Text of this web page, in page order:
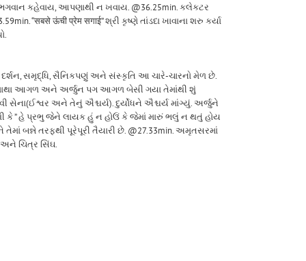
કહેવાય, આપણાથી ન ખવાય. @36.25min. કલેકટર
“सबसे ऊंची प्रेम सगाई” શ્રી કૃષ્ણે તાંડદા ખાવાના શરુ કર્યા
દર્શન, સમૃદ્ધિ, સૈનિકપણું અને સંસ્કૃતિ આ ચારે-ચારનો મેળ છે.
માથા આગળ અને અર્જુન પગ આગળ બેસી ગયા તેમાંથી શું
સેના(ઈશ્વર અને તેનું ઐશ્ચર્ય). દુર્યોધને ઐશ્ચર્ય માંગ્યું. અર્જુને
કે ” હે પ્રભુ જેને લાયક હું ન હોઉં કે જેમાં મારું ભલું ન થતું હોય
બન્ને તરફથી પૂરેપૂરી તૈયારી છે. @27.33min. અમૃતસરમાં
ચિત્ર સિંઘ.